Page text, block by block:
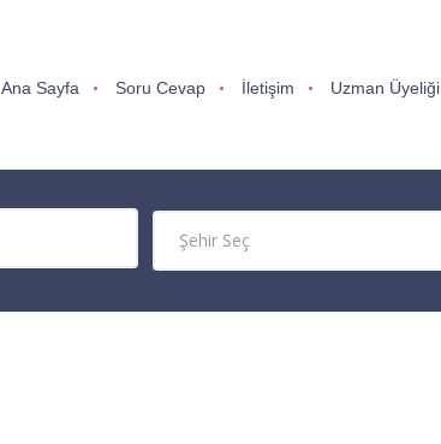
Ana Sayfa Soru Cevap İletişim Uzman Üyeliği